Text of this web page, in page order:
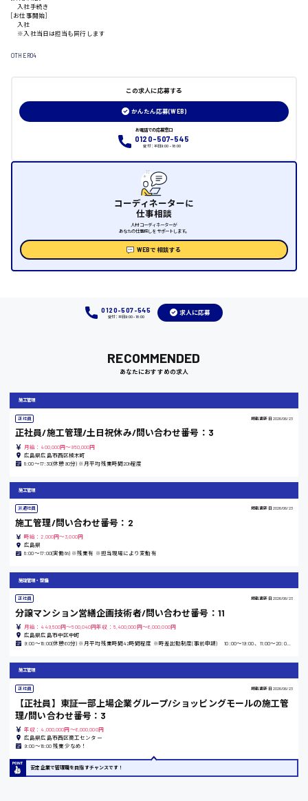
三原市
大阪府
島根県
愛知県
宮城県
時給1200円〜
時給1100円〜
入社手続き
[お仕事開始]
入社
※入社当日は担当も同行します
OTHER04
この求人に応募する
かんたん応募(WEB)
お電話での応募窓口
0120-507-545
受付：平日9:00 - 18:00
コーディネーターに
仕事相談
人材コーディネーターが
あなたの仕事探しをサポートします。
WEBで相談する
0120-507-545
受付：平日9:00 - 18:00
求人に応募
RECOMMENDED
あなたにおすすめの求人
施工管理
正社員 掲載更新日 2026/06/23
正社員/施工管理/土日祝休み/問い合わせ番号：3
月給：400,000円～950,000円
広島県広島市西区楠木町
8:00〜17:30(休憩90分) ※月平均残業時間20h程度
施工管理
派遣社員 掲載更新日 2026/06/23
施工管理/問い合わせ番号：2
時給：2,000円～3,000円
広島県
8:00〜17:00(実働8h) ※残業有 ※担当現場により変動有
施設管理・整備
正社員 掲載更新日 2026/06/23
分譲マンション営繕企画技術者/問い合わせ番号：11
月給：449,500円～500,040円年収：5,400,000円～6,000,000円
広島県広島市中区中町
9:00〜18:00(休憩60分) ※月平均残業時間42時間程度 ※時差出勤制度(事前申請) 10:00〜19:00、11:00〜20:00、12:00〜21:00での勤務可能
施工管理
正社員 掲載更新日 2026/06/23
【正社員】東証一部上場企業グループ/ショッピングモールの施工管
理/問い合わせ番号：3
年収：4,000,000円～6,000,000円
広島県広島市西区商工センター
9:00〜18:00 残業少なめ！
安定企業で管理職を目指すチャンスです！